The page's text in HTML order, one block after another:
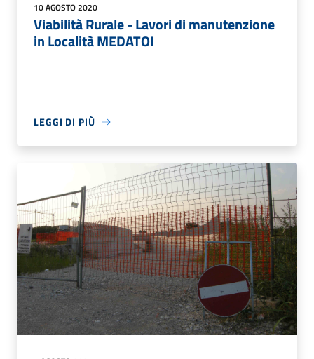
10 AGOSTO 2020
Viabilità Rurale - Lavori di manutenzione
in Località MEDATOI
LEGGI DI PIÙ